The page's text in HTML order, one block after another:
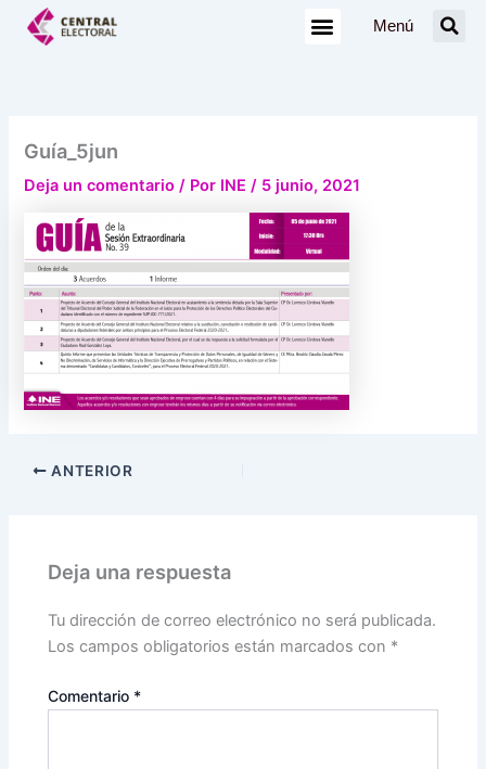
Menú
Guía_5jun
Deja un comentario / Por INE/ 5 junio, 2021
ANTERIOR
Deja una respuesta
Tu dirección de correo electrónico no será publicada.
Los campos obligatorios están marcados con *
Comentario *